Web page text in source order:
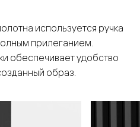
используется ручка
прилеганием.
обеспечивает удобство
образ.